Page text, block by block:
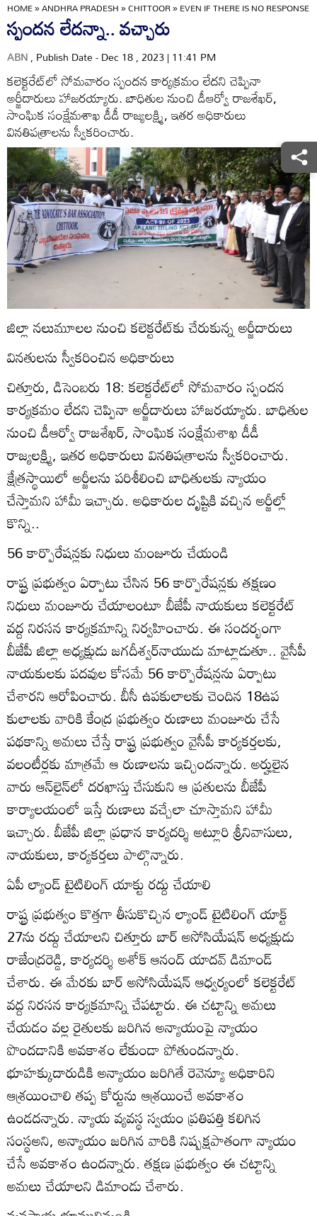
HOME»ANDHRA PRADESH»CHITTOOR»EVEN IF THERE IS NO
స్పందన లేదన్నా.. వచ్చారు
ABN, Publish Date - Dec 18 , 2023 | 11:41 PM
కలెక్టరేట్‌లో సోమవారం స్పందన కార్యక్రమం లేదని చెప్పినా
అర్జీదారులు హాజరయ్యారు. బాధితుల నుంచి డీఆర్వో రాజశేఖర్‌,
సాంఘిక సంక్షేమశాఖ డీడీ రాజ్యలక్ష్మి, ఇతర అధికారులు
వినతిపత్రాలను స్వీకరించారు.
జిల్లా నలుమూలల నుంచి కలెక్టరేట్‌కు చేరుకున్న అర్జీదారులు
వినతులను స్వీకరించిన అధికారులు
చిత్తూరు, డిసెంబరు 18: కలెక్టరేట్‌లో సోమవారం స్పందన
కార్యక్రమం లేదని చెప్పినా అర్జీదారులు హాజరయ్యారు. బాధితుల
నుంచి డీఆర్వో రాజశేఖర్‌, సాంఘిక సంక్షేమశాఖ డీడీ
రాజ్యలక్ష్మి, ఇతర అధికారులు వినతిపత్రాలను స్వీకరించారు.
క్షేత్రస్థాయిలో అర్జీలను పరిశీలించి బాధితులకు న్యాయం
చేస్తామని హామీ ఇచ్చారు. అధికారుల దృష్టికి వచ్చిన అర్జీల్లో
కొన్ని..
56 కార్పొరేషన్లకు నిధులు మంజూరు చేయండి
రాష్ట్ర ప్రభుత్వం ఏర్పాటు చేసిన 56 కార్పొరేషన్లకు తక్షణం
నిధులు మంజూరు చేయాలంటూ బీజేపీ నాయకులు కలెక్టరేట్‌
వద్ద నిరసన కార్యక్రమాన్ని నిర్వహించారు. ఈ సందర్భంగా
బీజేపీ జిల్లా అధ్యక్షుడు జగదీశ్వర్‌నాయుడు మాట్లాడుతూ.. వైసీపీ
నాయకులకు పదవుల కోసమే 56 కార్పొరేషన్లను ఏర్పాటు
చేశారని ఆరోపించారు. బీసీ ఉపకులాలకు చెందిన 18ఉప
కులాలకు వారికి కేంద్ర ప్రభుత్వం రుణాలు మంజూరు చేసే
పథకాన్ని అమలు చేస్తే రాష్ట్ర ప్రభుత్వం వైసీపీ కార్యకర్తలకు,
వలంటీర్లకు మాత్రమే ఆ రుణాలను ఇచ్చిందన్నారు. అర్హులైన
వారు ఆన్‌లైన్‌లో దరఖాస్తు చేసుకుని ఆ ప్రతులను బీజేపీ
కార్యాలయంలో ఇస్తే రుణాలు వచ్చేలా చూస్తామని హామీ
ఇచ్చారు. బీజేపీ జిల్లా ప్రధాన కార్యదర్శి అట్లూరి శ్రీనివాసులు,
నాయకులు, కార్యకర్తలు పాల్గొన్నారు.
ఏపీ ల్యాండ్‌ టైటిలింగ్‌ యాక్టు రద్దు చేయాలి
రాష్ట్ర ప్రభుత్వం కొత్తగా తీసుకొచ్చిన ల్యాండ్‌ టైటిలింగ్‌ యాక్ట్‌
27ను రద్దు చేయాలని చిత్తూరు బార్‌ అసోసియేషన్‌ అధ్యక్షుడు
రాజేంద్రరెడ్డి, కార్యదర్శి అశోక్‌ ఆనంద్‌ యాదవ్‌ డిమాండ్‌
చేశారు. ఈ మేరకు బార్‌ అసోసియేషన్‌ ఆధ్వర్యంలో కలెక్టరేట్‌
వద్ద నిరసన కార్యక్రమాన్ని చేపట్టారు. ఈ చట్టాన్ని అమలు
చేయడం వల్ల రైతులకు జరిగిన అన్యాయంపై న్యాయం
పొందడానికి అవకాశం లేకుండా పోతుందన్నారు.
భూహక్కుదారుడికి అన్యాయం జరిగితే రెవెన్యూ అధికారిని
ఆశ్రయించాలి తప్ప కోర్టును ఆశ్రయించే అవకాశం
ఉండదన్నారు. న్యాయ వ్యవస్థ స్వయం ప్రతిపత్తి కలిగిన
సంస్థఅని, అన్యాయం జరిగిన వారికి నిష్పక్షపాతంగా న్యాయం
చేసే అవకాశం ఉందన్నారు. తక్షణ ప్రభుత్వం ఈ చట్టాన్ని
అమలు చేయాలని డిమాండు చేశారు.